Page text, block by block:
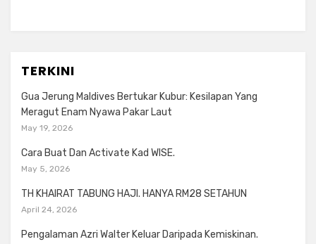
TERKINI
Gua Jerung Maldives Bertukar Kubur: Kesilapan Yang
Meragut Enam Nyawa Pakar Laut
May 19, 2026
Cara Buat Dan Activate Kad WISE.
May 5, 2026
TH KHAIRAT TABUNG HAJI. HANYA RM28 SETAHUN
April 24, 2026
Pengalaman Azri Walter Keluar Daripada Kemiskinan.